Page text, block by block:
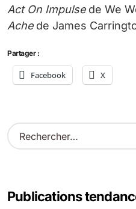
Act On Impulsede We
Achede James
Partager :
Facebook X
R
e
rPublications